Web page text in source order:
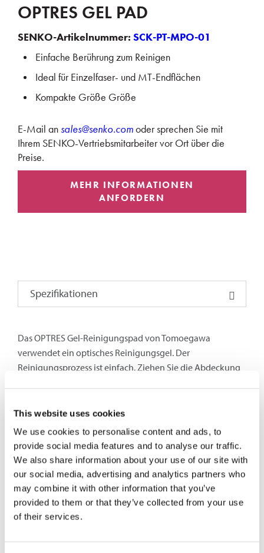
This website uses cookies
We use cookies to personalise content and ads, to
provide social media features and to analyse our traffic.
We also share information about your use of our site with
our social media, advertising and analytics partners who
may combine it with other information that you’ve
provided to them or that they’ve collected from your use
of their services.
OPTRES GEL PAD
SENKO-Artikelnummer: SCK-PT-MPO-01
Einfache Berührung zum Reinigen
Ideal für Einzelfaser- und MT-Endflächen
Kompakte Größe Größe
E-Mail an sales@senko.comoder sprechen Sie mit
Ihrem SENKO-Vertriebsmitarbeiter vor Ort über die
Preise.
MEHR INFORMATIONEN
ANFORDERN
Spezifikationen
Das OPTRES Gel-Reinigungspad von Tomoegawa
verwendet ein optisches Reinigungsgel. Der
Reinigungsprozess ist einfach. Ziehen Sie die Abdeckung
und reinigen die gesamte Oberfläche der MT-Ferrule und
der Führungsstifte. Die kompakte Größe des Optres Gel-
Reinigungspads macht es ideal für die Verwendung mit
Testgeräten und Reinigungskits für
Netzwerkinstallationen. Das Gelmaterial ist ungiftig und
nicht entflammbar.
TEILNUMMER: